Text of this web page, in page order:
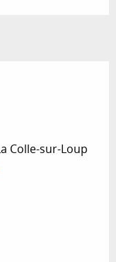
Colle-sur-Loup